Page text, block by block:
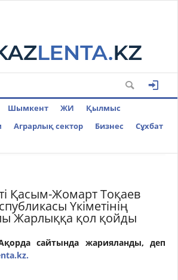
Шымкент ЖИ
Қылмыс
Аграрлық сектор Бизнес
Cұхбат
Қасым-Жомарт Тоқаев
Үкіметінің
Жарлыққа қол қойды
сайтында жарияланды, деп